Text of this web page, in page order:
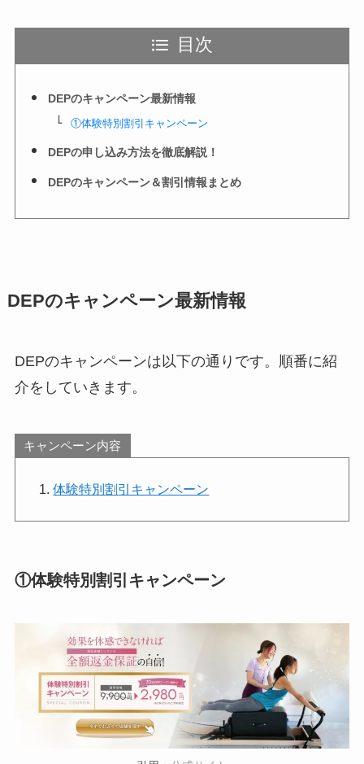
目次
DEPのキャンペーン最新情報
①体験特別割引キャンペーン
DEPの申し込み方法を徹底解説！
DEPのキャンペーン＆割引情報まとめ
DEPのキャンペーン最新情報
DEPのキャンペーンは以下の通りです。順番に紹
介をしていきます。
キャンペーン内容
体験特別割引キャンペーン
①体験特別割引キャンペーン